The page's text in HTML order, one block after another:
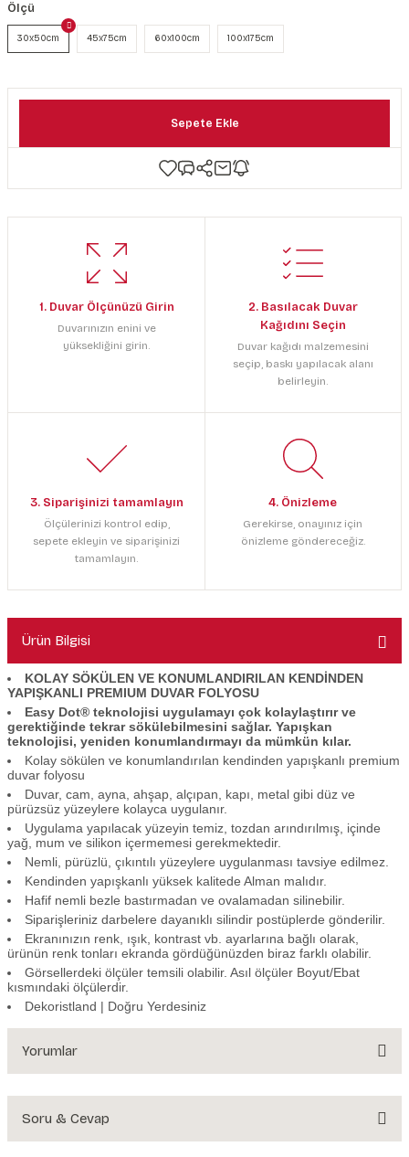
Ölçü
30x50cm 45x75cm 60x100cm 100x175cm
Sepete Ekle
1. Duvar Ölçünüzü Girin
Duvarınızın enini ve
yüksekliğini girin.
2. Basılacak Duvar
Kağıdını Seçin
Duvar kağıdı malzemesini
seçip, baskı yapılacak alanı
belirleyin.
3. Siparişinizi tamamlayın
Ölçülerinizi kontrol edip,
sepete ekleyin ve siparişinizi
tamamlayın.
4. Önizleme
Gerekirse, onayınız için
önizleme göndereceğiz.
Ürün Bilgisi
KOLAY SÖKÜLEN VE KONUMLANDIRILAN KENDİNDEN
YAPIŞKANLI PREMIUM DUVAR FOLYOSU
Easy Dot® teknolojisi uygulamayı çok kolaylaştırır ve
gerektiğinde tekrar sökülebilmesini sağlar. Yapışkan
teknolojisi, yeniden konumlandırmayı da mümkün kılar.
Kolay sökülen ve konumlandırılan kendinden yapışkanlı premium
duvar folyosu
Duvar, cam, ayna, ahşap, alçıpan, kapı, metal gibi düz ve
pürüzsüz yüzeylere kolayca uygulanır.
Uygulama yapılacak yüzeyin temiz, tozdan arındırılmış, içinde
yağ, mum ve silikon içermemesi gerekmektedir.
Nemli, pürüzlü, çıkıntılı yüzeylere uygulanması tavsiye edilmez.
Kendinden yapışkanlı yüksek kalitede Alman malıdır.
Hafif nemli bezle bastırmadan ve ovalamadan silinebilir.
Siparişleriniz darbelere dayanıklı silindir postüplerde gönderilir.
Ekranınızın renk, ışık, kontrast vb. ayarlarına bağlı olarak,
ürünün renk tonları ekranda gördüğünüzden biraz farklı olabilir.
Görsellerdeki ölçüler temsili olabilir. Asıl ölçüler Boyut/Ebat
kısmındaki ölçülerdir.
Dekoristland | Doğru Yerdesiniz
Yorumlar
Soru & Cevap